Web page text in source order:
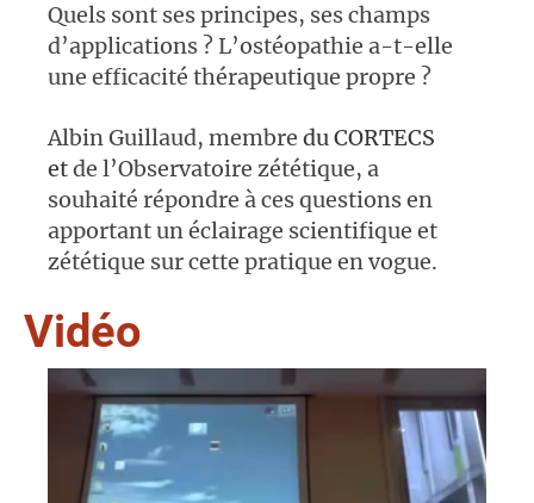
Quels sont ses principes, ses champs
d’applications ? L’ostéopathie a-t-elle
une efficacité thérapeutique propre ?
Albin Guillaud, membre du CORTECS
etde l’Observatoire zététique, a
souhaité répondre à ces questions en
apportant un éclairage scientifique et
zététique sur cette pratique en vogue.
Vidéo